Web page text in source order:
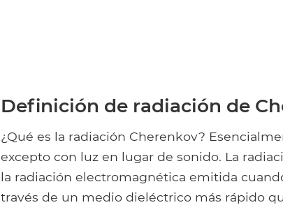
Definición de radiación de
¿Qué es la radiación Cherenkov?
excepto con luz en lugar de sonido. La
la radiación electromagnética emitida
través de un medio dieléctrico más rápido